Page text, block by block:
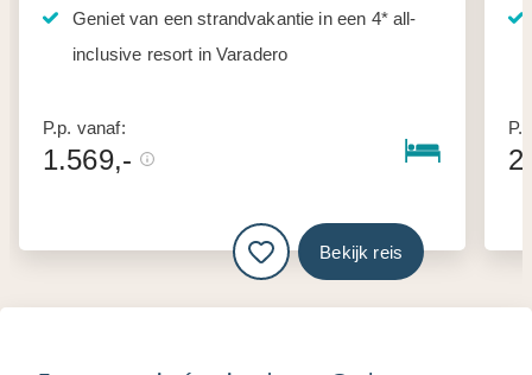
Geniet van een strandvakantie in een 4* all-
inclusive resort in Varadero
P.p. vanaf:
1.569,-
Bekijk reis